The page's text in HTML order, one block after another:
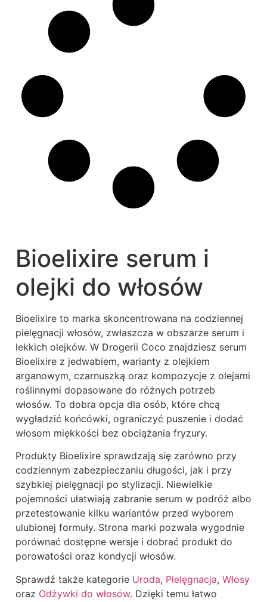
Bioelixire serum i
olejki do włosów
Bioelixire to marka skoncentrowana na codziennej
pielęgnacji włosów, zwłaszcza w obszarze serum i
lekkich olejków. W Drogerii Coco znajdziesz serum
Bioelixire z jedwabiem, warianty z olejkiem
arganowym, czarnuszką oraz kompozycje z olejami
roślinnymi dopasowane do różnych potrzeb
włosów. To dobra opcja dla osób, które chcą
wygładzić końcówki, ograniczyć puszenie i dodać
włosom miękkości bez obciążania fryzury.
Produkty Bioelixire sprawdzają się zarówno przy
codziennym zabezpieczaniu długości, jak i przy
szybkiej pielęgnacji po stylizacji. Niewielkie
pojemności ułatwiają zabranie serum w podróż albo
przetestowanie kilku wariantów przed wyborem
ulubionej formuły. Strona marki pozwala wygodnie
porównać dostępne wersje i dobrać produkt do
porowatości oraz kondycji włosów.
Sprawdź także kategorie Uroda, Pielęgnacja, Włosy
oraz Odżywki do włosów. Dzięki temu łatwo